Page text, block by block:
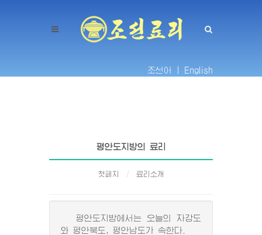
조선어 | English
평안도지방의 료리
첫페지 료리소개
평안도지방에서는 오늘의 자강도
와 평안북도, 평안남도가 속한다.